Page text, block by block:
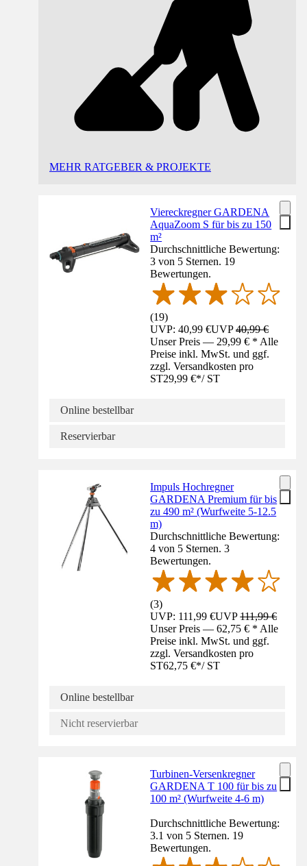
MEHR RATGEBER & PROJEKTE
Viereckregner GARDENA
AquaZoom S für bis zu 150
m²
Durchschnittliche Bewertung:
3 von 5 Sternen. 19
Bewertungen.
(19)
UVP: 40,99 €UVP40,99 €
Unser Preis — 29,99 € * Alle
Preise inkl. MwSt. und ggf.
zzgl. Versandkosten pro
ST29,99 €*/ ST
Online bestellbar
Reservierbar
Impuls Hochregner
GARDENA Premium für bis
zu 490 m² (Wurfweite 5-12.5
m)
Durchschnittliche Bewertung:
4 von 5 Sternen. 3
Bewertungen.
(3)
UVP: 111,99 €UVP111,99 €
Unser Preis — 62,75 € * Alle
Preise inkl. MwSt. und ggf.
zzgl. Versandkosten pro
ST62,75 €*/ ST
Online bestellbar
Nicht reservierbar
Turbinen-Versenkregner
GARDENA T 100 für bis zu
100 m² (Wurfweite 4-6 m)
Durchschnittliche Bewertung:
3.1 von 5 Sternen. 19
Bewertungen.